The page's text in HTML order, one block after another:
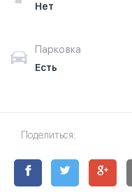
Нет
Парковка
Есть
Поделиться: